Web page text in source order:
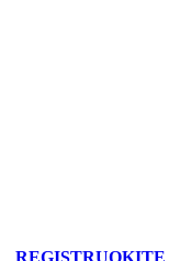
REGISTRUOKITE